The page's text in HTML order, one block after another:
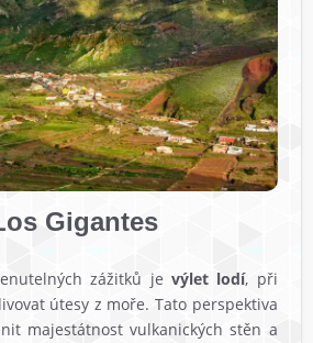
Gigantes
zážitků je výlet lodí, při
útesy z moře. Tato perspektiva
majestátnost vulkanických stěn a